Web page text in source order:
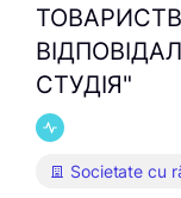
СТУДІЯ"
Societate cu